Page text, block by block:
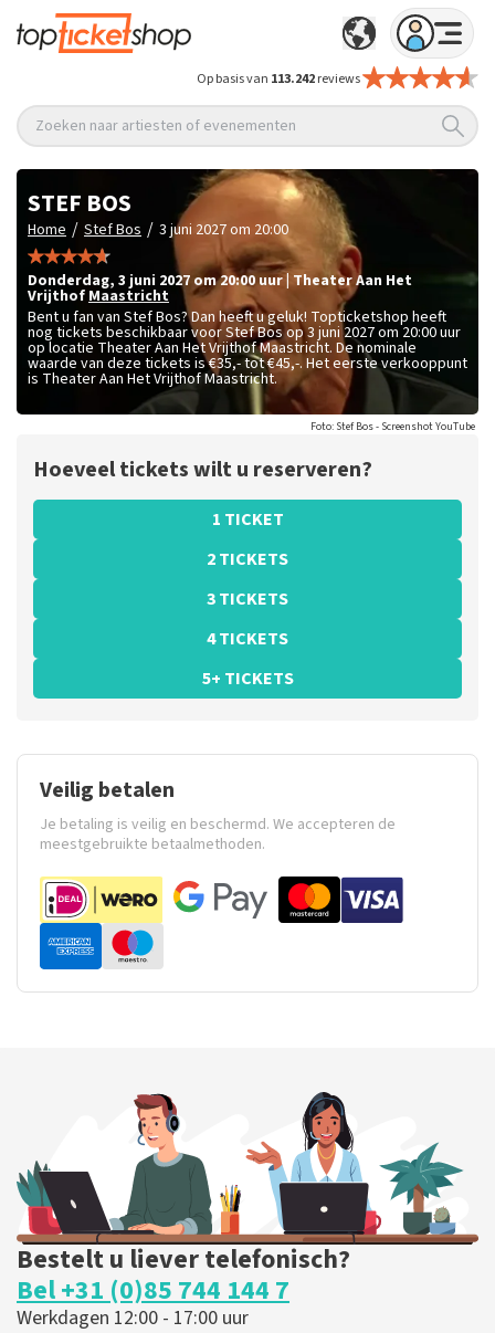
Op basis van 113.242reviews
Zoeken naar artiesten of evenementen
STEF BOS
Home / Stef Bos / 3 juni 2027 om 20:00
donderdag, 3 juni 2027 om 20:00uur Theater Aan Het
VrijthofMaastricht
Bent u fan van Stef Bos? Dan heeft u geluk! Topticketshop heeft
nog tickets beschikbaar voor Stef Bos op 3 juni 2027 om 20:00 uur
op locatie Theater Aan Het Vrijthof Maastricht. De nominale
waarde van deze tickets is€35,- tot €45,-. Het eerste verkooppunt
is Theater Aan Het Vrijthof Maastricht.
Foto: Stef Bos - Screenshot YouTube
Hoeveel tickets wilt u reserveren?
1 TICKET
2 TICKETS
3 TICKETS
4 TICKETS
5+ TICKETS
Veilig betalen
Je betaling is veilig en beschermd. We accepteren de
meestgebruikte betaalmethoden.
Bestelt u liever telefonisch?
Bel +31 (0)85 744 144 7
Werkdagen 12:00 - 17:00 uur